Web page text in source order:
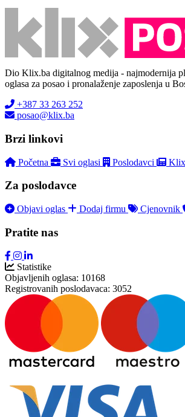
Dio Klix.ba digitalnog medija - najmodernija
oglasa za posao i pronalaženje zaposlenja u
+387 33 263 252
posao@klix.ba
Brzi linkovi
Početna Svi oglasi Poslodavci
Za poslodavce
Objavi oglas Dodaj firmu Cjenovnik
Pratite nas
Statistike
Objavljenih oglasa: 10168
Registrovanih poslodavaca: 3052